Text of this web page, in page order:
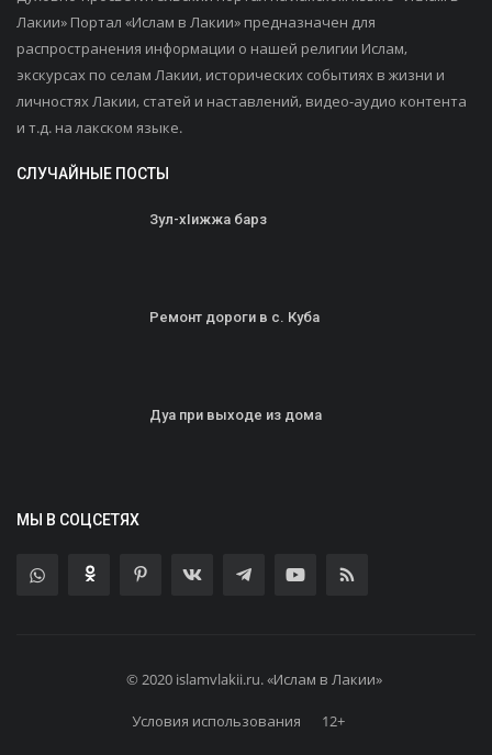
Лакии» Портал «Ислам в Лакии» предназначен для
распространения информации о нашей религии Ислам,
экскурсах по селам Лакии, исторических событиях в жизни и
личностях Лакии, статей и наставлений, видео-аудио контента
и т.д. на лакском языке.
СЛУЧАЙНЫЕ ПОСТЫ
Зул-хIижжа барз
Ремонт дороги в с. Куба
Дуа при выходе из дома
МЫ В СОЦСЕТЯХ
© 2020 islamvlakii.ru. «Ислам в Лакии»
Условия использования 12+